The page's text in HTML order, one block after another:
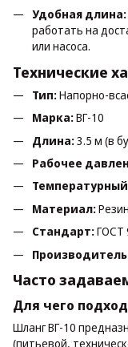
Удобная длина:
работать на
или насоса.
Технические
Тип:Напорно-
Марка:ВГ-10
Длина:3.5 м (в
Рабочее
Материал:
Стандарт:ГОСТ
Часто
Для чего
Шланг ВГ-10
(питьевой,